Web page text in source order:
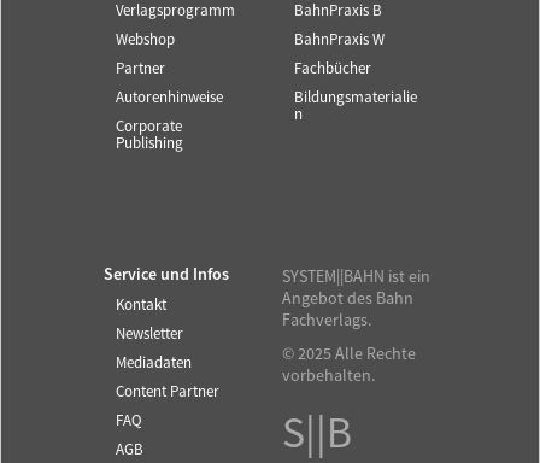
Verlagsprogramm
Webshop
Partner
Autorenhinweise
Corporate
Publishing
BahnPraxis B
BahnPraxis W
Fachbücher
Bildungsmaterialie
n
Service und Infos
Kontakt
Newsletter
Mediadaten
Content Partner
FAQ
AGB
SYSTEM||BAHN ist ein
Angebot des Bahn
Fachverlags.
© 2025 Alle Rechte
vorbehalten.
S||B